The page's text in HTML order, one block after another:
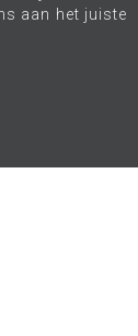
aan het juiste